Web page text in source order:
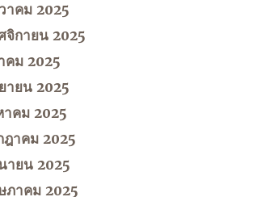
าคม 2025
จิกายน 2025
คม 2025
ายน 2025
าคม 2025
ฎาคม 2025
ายน 2025
ภาคม 2025